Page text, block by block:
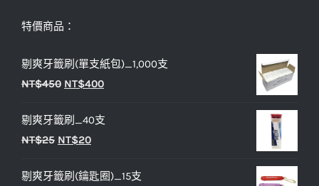
特價商品：
剔爽牙籤刷(單支紙包)_1,000支
NT$450 原
價
格：
NT$400目
價
剔爽牙籤刷_40支
NT$25 原
價
NT$20目
價
剔爽牙籤刷(鑰匙圈)_15支